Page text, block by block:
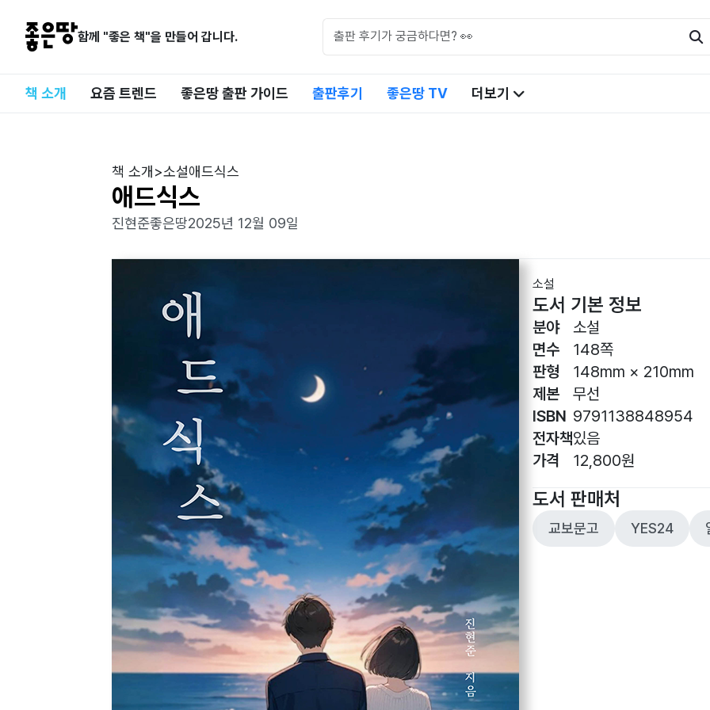
함께 "좋은 책"을 만들어 갑니다.
책 소개 요즘 트렌드 좋은땅 출판 가이드 출판후기 좋은땅 TV 더보기
책 소개 >소설애드식스
애드식스
진현준좋은땅2025년 12월 09일
소설
도서 기본 정보
분야
면수
판형
제본
ISBN
전자책
가격
소설
148쪽
148mm × 210mm
무선
9791138848954
있음
12,800원
도서 판매처
교보문고 YES24